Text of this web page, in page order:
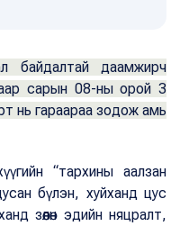
байдалтай даамжирч
сарын 08-ны орой 3
нь гараараа зодож амь
“тархины аалзан
бүлэн, хуйханд цус
зөөлөн эдийн няцралт,